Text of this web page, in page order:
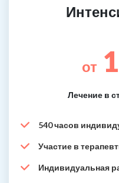
от
Лечение в
540 часов
Участие в
Индивидуальная